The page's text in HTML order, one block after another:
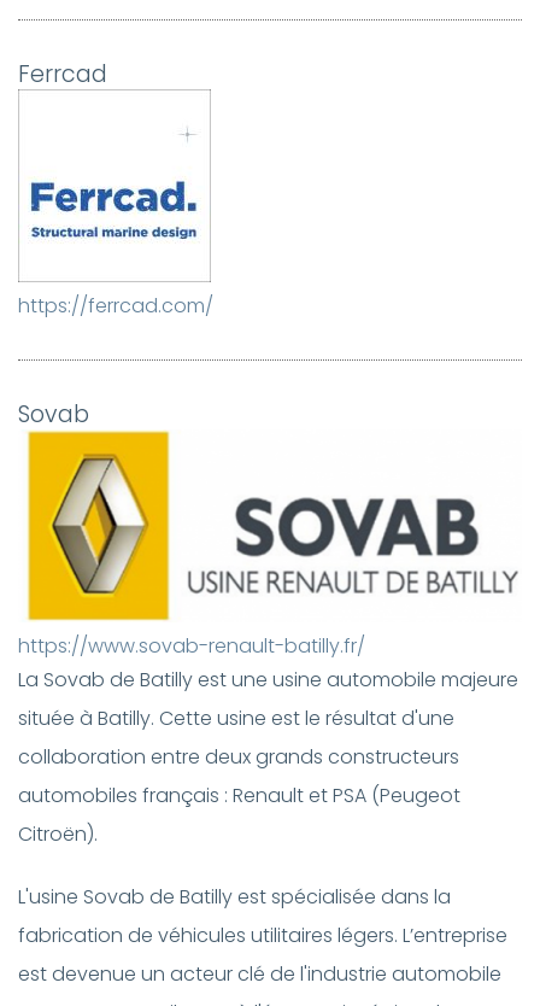
Ferrcad
https://ferrcad.com/
Sovab
https://www.sovab-renault-batilly.fr/
La Sovab de Batilly est une usine automobile majeure
située à Batilly. Cette usine est le résultat d'une
collaboration entre deux grands constructeurs
automobiles français : Renault et PSA (Peugeot
Citroën).
L'usine Sovab de Batilly est spécialisée dans la
fabrication de véhicules utilitaires légers. L’entreprise
est devenue un acteur clé de l'industrie automobile